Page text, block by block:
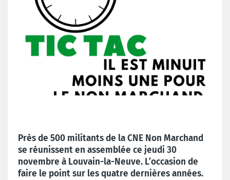
Près de 500 militants de la CNE Non Marchand
se réunissent en assemblée ce jeudi 30
novembre à Louvain-la-Neuve. L’occasion de
faire le point sur les quatre dernières années.